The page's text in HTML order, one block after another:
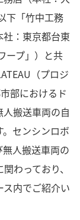
下「竹中工務
：東京都台東
ープ」）と共
（プロジ
部におけるド
搬送車両の自
センシンロボ
人搬送車両の
わっており、
内でご紹介い